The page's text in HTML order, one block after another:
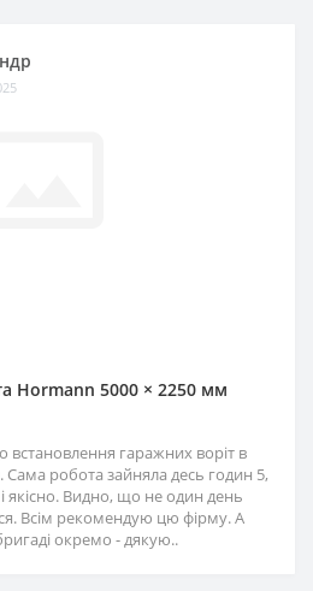
Hormann 5000 × 2250 мм
встановлення гаражних воріт в
робота зайняла десь годин 5,
якісно. Видно, що не один день
Всім рекомендую цю фірму. А
окремо - дякую..